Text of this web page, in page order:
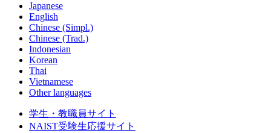
Japanese
English
Chinese (Simpl.)
Chinese (Trad.)
Indonesian
Korean
Thai
Vietnamese
Other languages
学生・教職員サイト
NAIST受験生応援サイト